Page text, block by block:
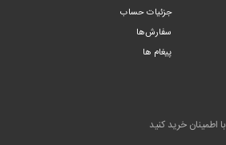
جزئیات حساب
سفارش‌ها
پیغام ها
با اطمینان خرید کنید